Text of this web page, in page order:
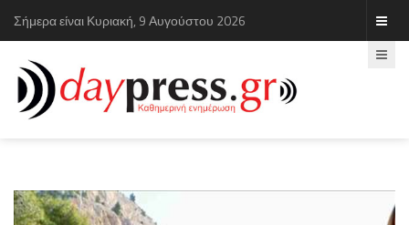
Σήμερα είναι Κυριακή, 9 Αυγούστου 2026